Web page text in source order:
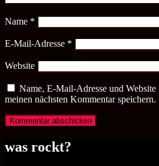
Name *
E-Mail-Adresse *
Website
Name, E-Mail-Adresse und
meinen nächsten Kommentar speichern.
was rockt?